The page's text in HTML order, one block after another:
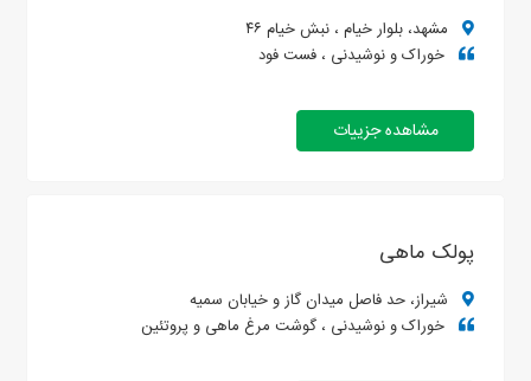
مشهد، بلوار خیام ، نبش خیام ۴۶
خوراک و نوشیدنی ، فست فود
مشاهده جزییات
پولک ماهی
شیراز، حد فاصل میدان گاز و خیابان سمیه
خوراک و نوشیدنی ، گوشت مرغ ماهی و پروتئین